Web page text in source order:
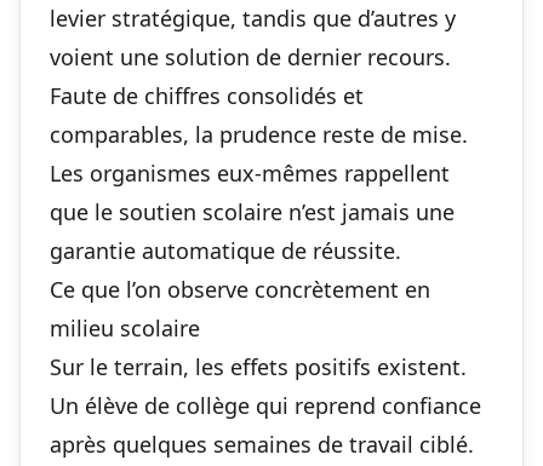
levier stratégique, tandis que d’autres y
voient une solution de dernier recours.
Faute de chiffres consolidés et
comparables, la prudence reste de mise.
Les organismes eux-mêmes rappellent
que le soutien scolaire n’est jamais une
garantie automatique de réussite.
Ce que l’on observe concrètement en
milieu scolaire
Sur le terrain, les effets positifs existent.
Un élève de collège qui reprend confiance
après quelques semaines de travail ciblé.